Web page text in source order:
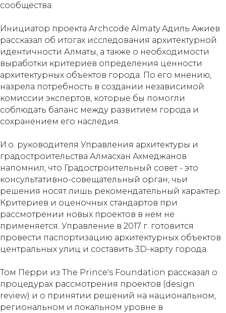
сообщества.
Инициатор проекта Archcode Almaty Адиль Ажиев
рассказал об итогах исследования архитектурной
идентичности Алматы, а также о необходимости
выработки критериев определения ценности
архитектурных объектов города. По его мнению,
назрела потребность в создании независимой
комиссии экспертов, которые бы помогли
соблюдать баланс между развитием города и
сохранением его наследия.
И.о. руководителя Управления архитектуры и
градостроительства Алмасхан Ахмеджанов
напомнил, что Градостроительный совет - это
консультативно-совещательный орган, чьи
решения носят лишь рекомендательный характер.
Критериев и оценочных стандартов при
рассмотрении новых проектов в нем не
применяется. Управление в 2017 г. готовится
провести паспортизацию архитектурных объектов
центральных улиц и составить 3D-карту города.
Том Перри из The Prince's Foundation рассказал о
процедурах рассмотрения проектов (design
review) и о принятии решений на национальном,
региональном и локальном уровне в